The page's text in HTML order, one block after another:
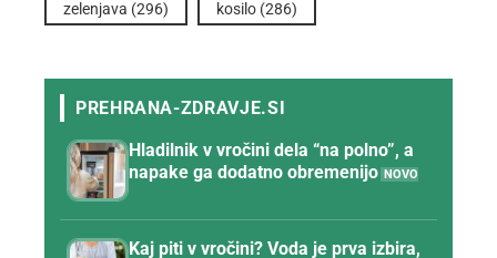
zelenjava (296) kosilo (286)
Hladilnik v vročini dela “na polno”, a
napake ga dodatno obremenijo
Kaj piti v vročini? Voda je prva izbira,